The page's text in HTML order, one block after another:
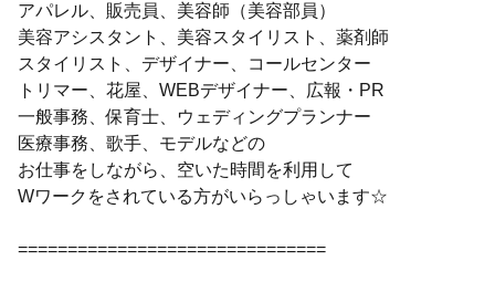
アパレル、販売員、美容師（美容部員）
美容アシスタント、美容スタイリスト、薬剤師
スタイリスト、デザイナー、コールセンター
トリマー、花屋、WEBデザイナー、広報・PR
一般事務、保育士、ウェディングプランナー
医療事務、歌手、モデルなどの
お仕事をしながら、空いた時間を利用して
Wワークをされている方がいらっしゃいます☆
===============================